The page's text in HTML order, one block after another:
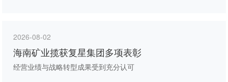
2026-08-02
海南矿业揽获复星集团多项表彰
经营业绩与战略转型成果受到充分认可